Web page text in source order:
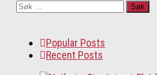
Søk
etter:
Popular Posts
Recent Posts